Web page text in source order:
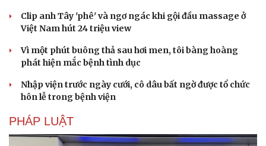
Cải chính
Clip anh Tây 'phê' và ngơ ngác khi gội đầu massage ở
Việt Nam hút 24 triệu view
Vì một phút buông thả sau hơi men, tôi bàng hoàng
phát hiện mắc bệnh tình dục
Nhập viện trước ngày cưới, cô dâu bất ngờ được tổ chức
hôn lễ trong bệnh viện
PHÁP LUẬT